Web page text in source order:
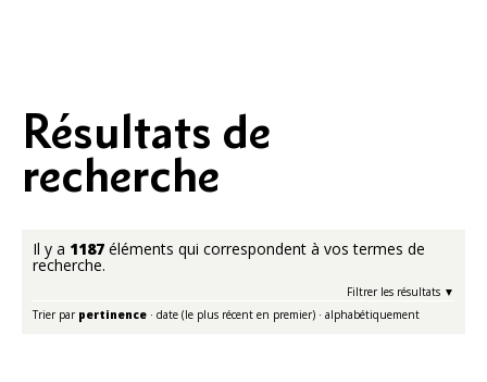
Résultats de
recherche
Il y a 1187 éléments qui correspondent à vos termes de
recherche.
Filtrer les résultats
Trier par pertinence · date (le plus récent en premier) · alphabétiquement